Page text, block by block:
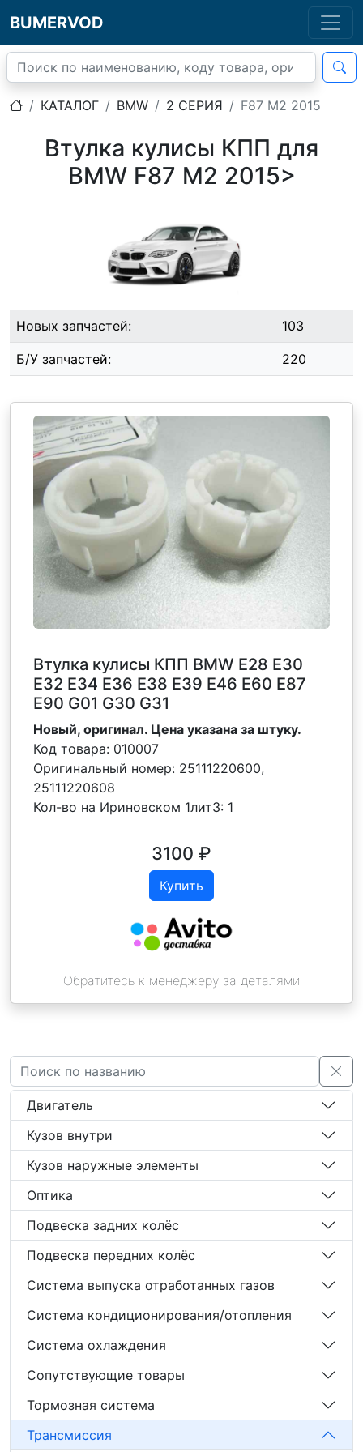
BUMERVOD
КАТАЛОГ BMW 2 СЕРИЯ F87 M2 2015
Втулка кулисы КПП для
BMW F87 M2 2015>
Новых запчастей: 103
Б/У запчастей: 220
Втулка кулисы КПП BMW E28 Е30
E32 E34 E36 E38 Е39 E46 Е60 Е87
Е90 G01 G30 G31
Новый, оригинал. Цена указана за штуку.
Код товара: 010007
Оригинальный номер: 25111220600,
25111220608
Кол-во на Ириновском 1лит3: 1
3100 ₽
Купить
Обратитесь к менеджеру за деталями
Двигатель
Кузов внутри
Кузов наружные элементы
Оптика
Подвеска задних колёс
Подвеска передних колёс
Система выпуска отработанных газов
Система кондиционирования/отопления
Система охлаждения
Сопутствующие товары
Тормозная система
Трансмиссия